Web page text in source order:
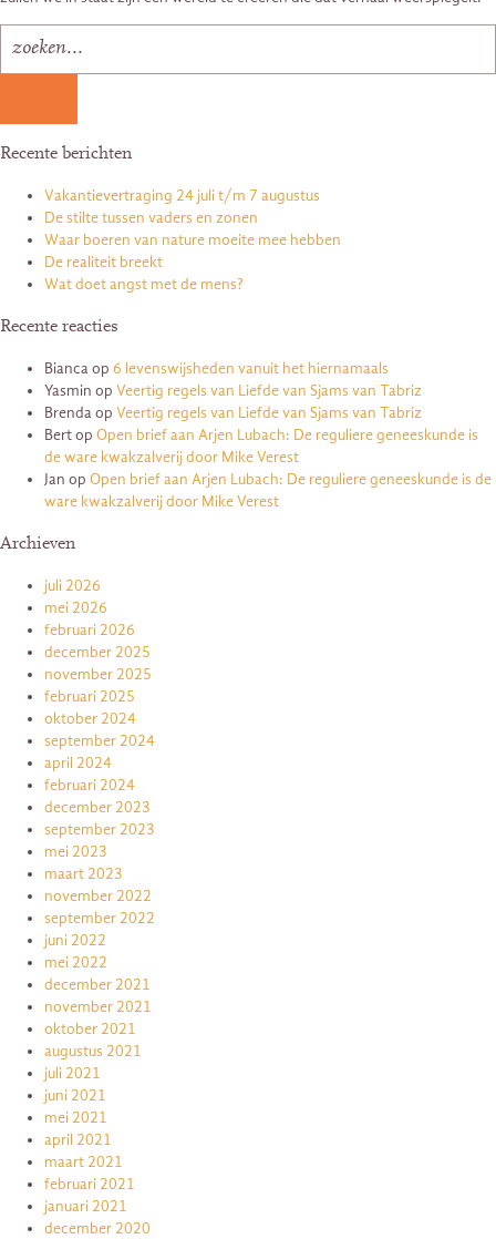
Recente berichten
Vakantievertraging 24 juli t/m 7 augustus
De stilte tussen vaders en zonen
Waar boeren van nature moeite mee hebben
De realiteit breekt
Wat doet angst met de mens?
Recente reacties
Biancaop 6 levenswijsheden vanuit het hiernamaals
Yasmin op Veertig regels van Liefde van Sjams van Tabriz
Brendaop Veertig regels van Liefde van Sjams van Tabriz
Bertop Open brief aan Arjen Lubach: De reguliere geneeskunde is
de ware kwakzalverij door Mike Verest
Jan op Open brief aan Arjen Lubach: De reguliere geneeskunde is de
ware kwakzalverij door Mike Verest
Archieven
juli 2026
mei 2026
februari 2026
december 2025
november 2025
februari 2025
oktober 2024
september 2024
april 2024
februari 2024
december 2023
september 2023
mei 2023
maart 2023
november 2022
september 2022
juni 2022
mei 2022
december 2021
november 2021
oktober 2021
augustus 2021
juli 2021
juni 2021
mei 2021
april 2021
maart 2021
februari 2021
januari 2021
december 2020